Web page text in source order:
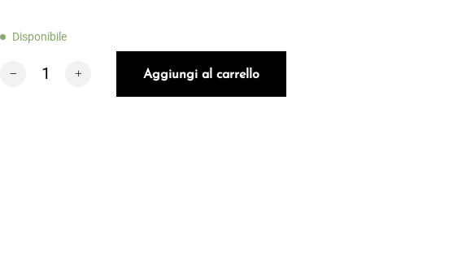
Disponibile
MASCIARELLI MONTEPULCIANO D'ABRUZZO DOC RISERVA MARINA CVETIC
Aggiungi al carrello